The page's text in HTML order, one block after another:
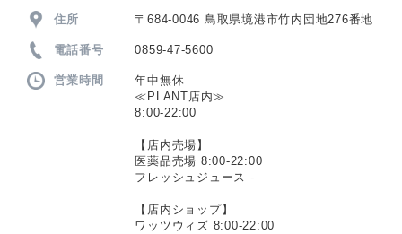
住所 〒684-0046 鳥取県境港市竹内団地276番地
電話番号 0859-47-5600
営業時間
年中無休
≪PLANT店内≫
8:00-22:00
【店内売場】
医薬品売場 8:00-22:00
フレッシュジュース -
【店内ショップ】
ワッツウィズ 8:00-22:00